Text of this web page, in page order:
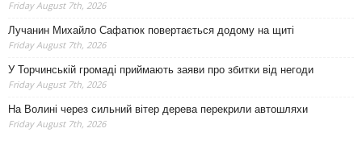
Friday August 7th, 2026
Лучанин Михайло Сафатюк повертається додому на щиті
Friday August 7th, 2026
У Торчинській громаді приймають заяви про збитки від негоди
Friday August 7th, 2026
На Волині через сильний вітер дерева перекрили автошляхи
Friday August 7th, 2026